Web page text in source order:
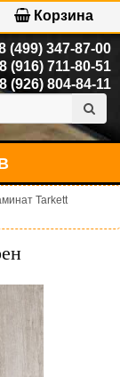
Корзина
(499) 347-87-00
8 (916) 711-80-51
(926) 804-84-11
Tarkett